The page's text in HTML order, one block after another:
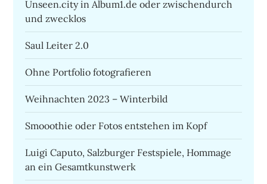
Unseen.city in Album1.de oder zwischendurch
und zwecklos
Saul Leiter 2.0
Ohne Portfolio fotografieren
Weihnachten 2023 – Winterbild
Smooothie oder Fotos entstehen im Kopf
Luigi Caputo, Salzburger Festspiele, Hommage
an ein Gesamtkunstwerk